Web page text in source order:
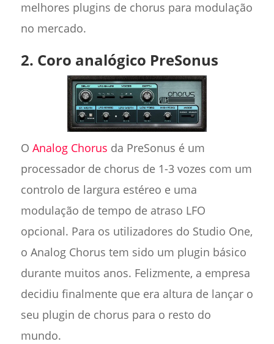
melhores plugins de chorus para modulação
no mercado.
2. Coro analógico PreSonus
O Analog Chorus da PreSonus é um
processador de chorus de 1-3 vozes com um
controlo de largura estéreo e uma
modulação de tempo de atraso LFO
opcional. Para os utilizadores do Studio One,
o Analog Chorus tem sido um plugin básico
durante muitos anos. Felizmente, a empresa
decidiu finalmente que era altura de lançar o
seu plugin de chorus para o resto do
mundo.